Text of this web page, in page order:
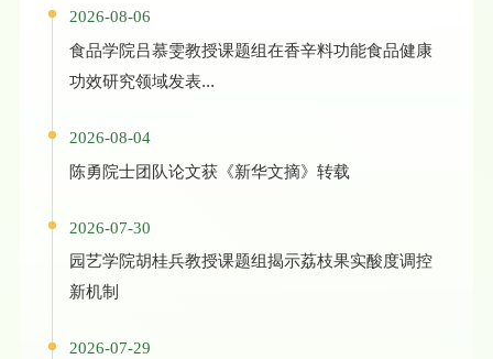
2026-08-06
食品学院吕慕雯教授课题组在香辛料功能食品健康
功效研究领域发表...
2026-08-04
陈勇院士团队论文获《新华文摘》转载
2026-07-30
园艺学院胡桂兵教授课题组揭示荔枝果实酸度调控
新机制
2026-07-29